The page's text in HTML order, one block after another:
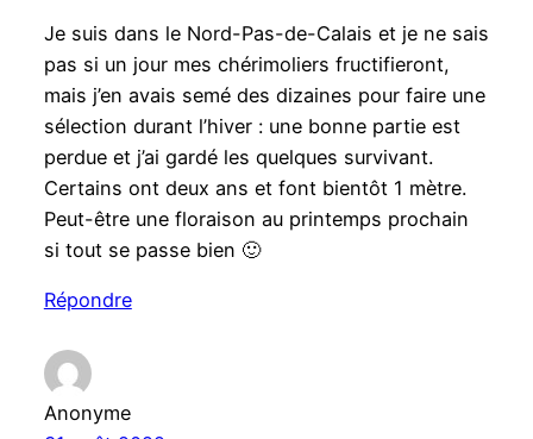
Je suis dans le Nord-Pas-de-Calais et je ne sais
pas si un jour mes chérimoliers fructifieront,
mais j’en avais semé des dizaines pour faire une
sélection durant l’hiver : une bonne partie est
perdue et j’ai gardé les quelques survivant.
Certains ont deux ans et font bientôt 1 mètre.
Peut-être une floraison au printemps prochain
si tout se passe bien 🙂
Répondre
Anonyme